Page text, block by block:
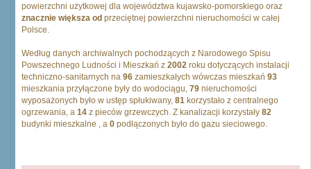
powierzchni użytkowej dla województwa kujawsko-pomorskiego oraz
znacznie większa od przeciętnej powierzchni nieruchomości w całej
Polsce.
Według danych archiwalnych pochodzących z Narodowego Spisu
Powszechnego Ludności i Mieszkań z 2002 roku dotyczących instalacji
techniczno-sanitarnych na 96 zamieszkałych wówczas mieszkań 93
mieszkania przyłączone były do wodociągu, 79 nieruchomości
wyposażonych było w ustęp spłukiwany, 81 korzystało z centralnego
ogrzewania, a 14 z pieców grzewczych. Z kanalizacji korzystały 82
budynki mieszkalne , a 0 podłączonych było do gazu sieciowego.